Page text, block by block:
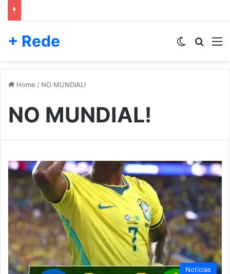
+ Rede Switch skin
Home / NO MUNDIAL!
NO MUNDIAL!
Notícias